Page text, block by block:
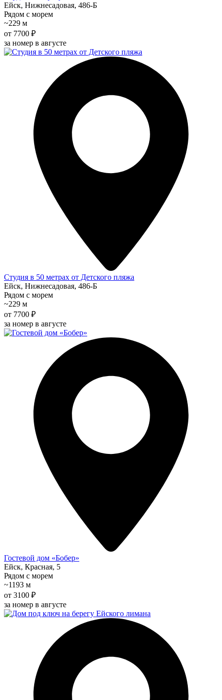
Ейск, Нижнесадовая, 486-Б
Рядом с морем
~229 м
от 7700 ₽
за номер в августе
Студия в 50 метрах от Детского пляжа
Ейск, Нижнесадовая, 486-Б
Рядом с морем
~229 м
от 7700 ₽
за номер в августе
Гостевой дом «Бобер»
Ейск, Красная, 5
Рядом с морем
~1193 м
от 3100 ₽
за номер в августе